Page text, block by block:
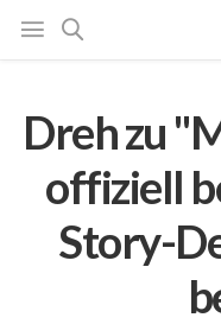
Dreh zu
offiziell
Story-